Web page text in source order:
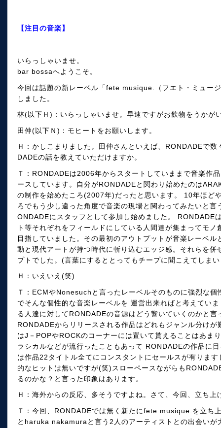
【注目の音楽】
いらっしゃいませ。
bar bossaへようこそ。
今回は話題の新レーベル「fete musique.（フエト・ミュー
しました。
林(以下Ｈ)：いらっしゃいませ。早速ですがお飲物をうかが
田仲(以下Ｎ)：モヒートをお願いします。
Ｈ：かしこまりました。田仲さんといえば、RONDADEで
DADEの話を教えていただけますか。
Ｔ：RONDADEは2006年からスタートしていままで音楽作
ースしています。自分がRONDADEと関わり始めたのは
の制作を始めたころ(2007年)だったと思います。 10年ほど
ろでもう少し違った角度で音楽の現場と関わってみたいと
ONDADEにスタッフとして参加し始めました。 RONDADE
ト等それぞれをフィールドにしている人間達が集まってモ
目指していました。その最初のアウトプットが音楽レーベ
動と現代アートが持つ時代に斬り込むエッジ感。それらを
プトでした。(言葉にするととってもチープに聞こえてしま
Ｈ：いえいえ(笑)
Ｔ：ECMやNonesuchと言ったレーベルそのものに強烈な
でそんな個性的な音楽レーベルを 運営出来ればと考えてい
る人達に対してRONDADEの音源はどう響いていくのかと
RONDADEからリリースされる作品はどれもジャンル分け
はJ－POPやROCKのコーナーには置いて貰えることはあま
ラシカルなどが流行ったこともあって RONDADEの作品に
は作品22タイトル全てにコンスタントにセールスが有りま
的なヒットは無いですが(笑)スローペースながらも
るのかな？と言った印象はあります。
Ｈ：海外からの反応、多そうですよね。さて、今回、立ち上
Ｔ：今回、RONDADEでは無く新たにfete musique.を立ち
とharuka nakamuraと言う2人のアーティストとの出会いが